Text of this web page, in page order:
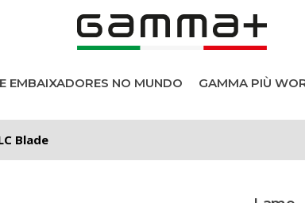
EMBAIXADORES NO MUNDO GAMMA PIÙ
Blade